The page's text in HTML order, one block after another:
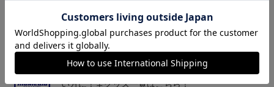
ーやファン必見！
山形
モンテディオ山形のすべてのグッズをチェックした
い方に！全グッズ一覧はこちら！